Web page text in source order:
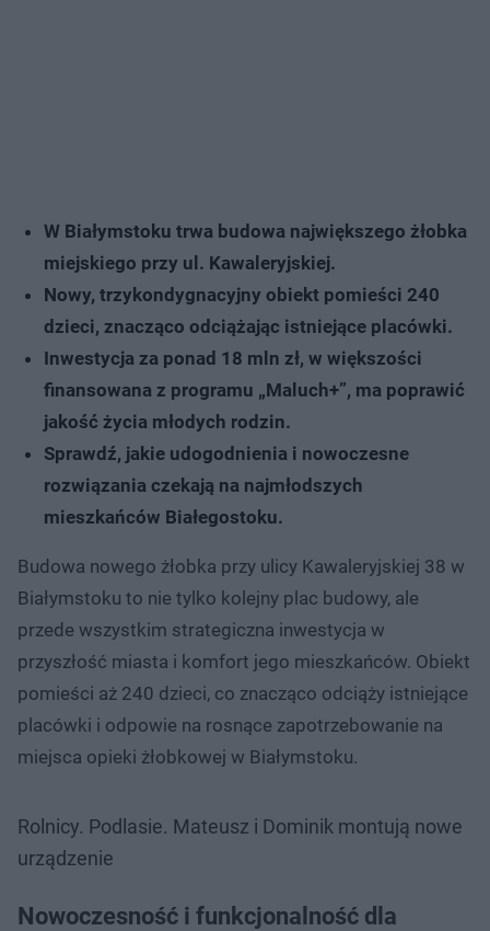
W Białymstoku trwa budowa największego żłobka
miejskiego przy ul. Kawaleryjskiej.
Nowy, trzykondygnacyjny obiekt pomieści 240
dzieci, znacząco odciążając istniejące placówki.
Inwestycja za ponad 18 mln zł, w większości
finansowana z programu „Maluch+”, ma poprawić
jakość życia młodych rodzin.
Sprawdź, jakie udogodnienia i nowoczesne
rozwiązania czekają na najmłodszych
mieszkańców Białegostoku.
Budowa nowego żłobka przy ulicy Kawaleryjskiej 38 w
Białymstoku to nie tylko kolejny plac budowy, ale
przede wszystkim strategiczna inwestycja w
przyszłość miasta i komfort jego mieszkańców. Obiekt
pomieści aż 240 dzieci, co znacząco odciąży istniejące
placówki i odpowie na rosnące zapotrzebowanie na
miejsca opieki żłobkowej w Białymstoku.
Rolnicy. Podlasie. Mateusz i Dominik montują nowe
urządzenie
Nowoczesność i funkcjonalność dla